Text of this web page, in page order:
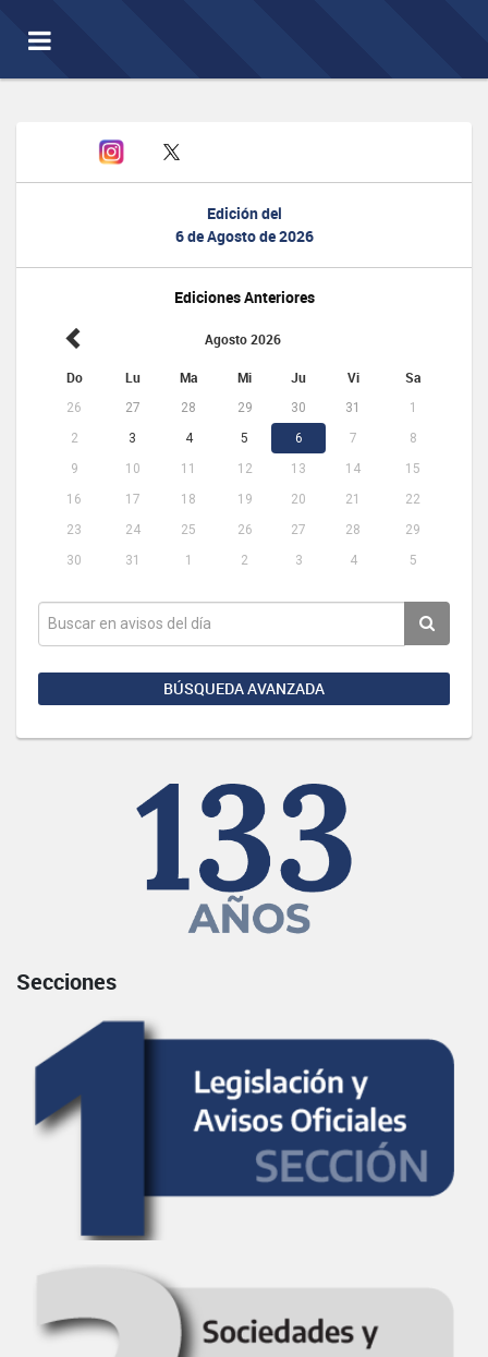
Toggle
navigation
Edición del
6 de Agosto de 2026
Ediciones Anteriores
Agosto 2026
Do Lu Ma Mi Ju Vi Sa
26 27 28 29 30 31
1
2
3 4 5 6 7
8
9
10 11 12 13 14
15
16
17 18 19 20 21
22
23
24 25 26 27 28
29
30
31 1 2 3 4 5
BÚSQUEDA AVANZADA
Secciones